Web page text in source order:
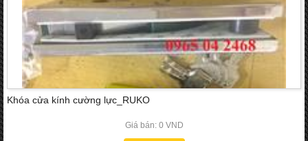
Khóa cửa kính cường lực_RUKO
Giá bán: 0 VND